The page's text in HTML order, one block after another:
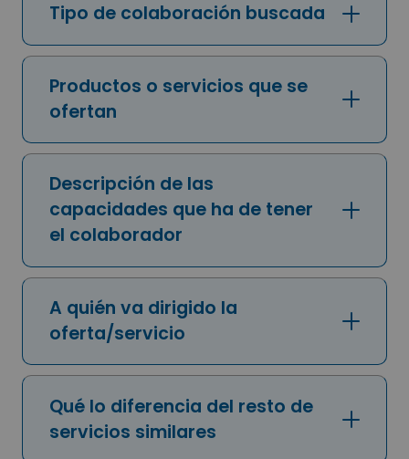
Tipo de colaboración buscada
Productos o servicios que se
ofertan
Descripción de las
capacidades que ha de tener
el colaborador
A quién va dirigido la
oferta/servicio
Qué lo diferencia del resto de
servicios similares